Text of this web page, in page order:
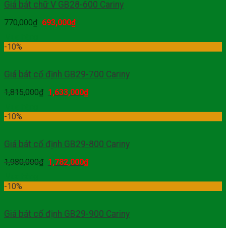
Giá bát chữ V GB28-600 Cariny
770,000₫ 693,000₫
-10%
Giá bát cố định GB29-700 Cariny
1,815,000₫ 1,633,000₫
-10%
Giá bát cố định GB29-800 Cariny
1,980,000₫ 1,782,000₫
-10%
Giá bát cố định GB29-900 Cariny